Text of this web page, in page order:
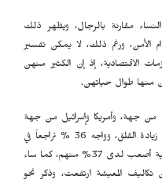
مقارنة بالرجال، ويظهر ذلك
الأمن، ورغم ذلك، لا يمكن تفسير
الاقتصادية، إذ إن الكثير منهن
منها طوال حياتهن.
جهة، وأمريكا وإسرائيل من جهة
أخرى، فقد (عانى 56 % من كبار السن من زيادة القلق، وواجه 36 % تراجعاً في
الصحة الجسدية، وأصبح القيام بالأنشطة اليومية أصعب لدى 37% منهم، كما ساء
لدى 48.64%، وقال 60% إن تكاليف المعيشة ارتفعت، وذكر نحو